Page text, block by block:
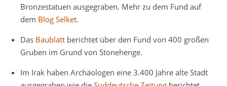
Bronzestatuen ausgegraben. Mehr zu dem Fund auf
dem Blog Selket.
Das Baublatt berichtet über den Fund von 400 großen
Gruben im Grund von Stonehenge.
Im Irak haben Archäologen eine 3.400 Jahre alte Stadt